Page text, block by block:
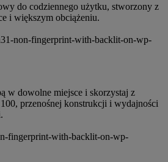
do codziennego użytku, stworzony z
i większym obciążeniu.
w dowolne miejsce i skorzystaj z
przenośnej konstrukcji i wydajności